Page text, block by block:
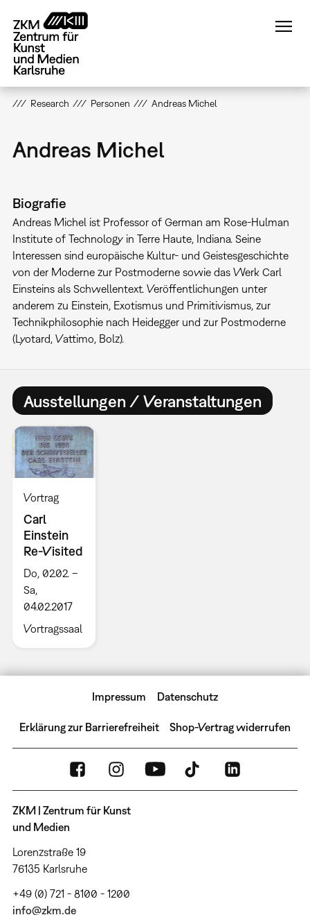
zum
Inhalt
Research Personen Andreas Michel
Andreas Michel
Biografie
Andreas Michel ist Professor of German am Rose-Hulman
Institute of Technology in Terre Haute, Indiana. Seine
Interessen sind europäische Kultur- und Geistesgeschichte
von der Moderne zur Postmoderne sowie das Werk Carl
Einsteins als Schwellentext. Veröffentlichungen unter
anderem zu Einstein, Exotismus und Primitivismus, zur
Technikphilosophie nach Heidegger und zur Postmoderne
(Lyotard, Vattimo, Bolz).
Ausstellungen / Veranstaltungen
Vortrag
Carl
Einstein
Re-Visited
Do, 02.02. –
Sa,
04.02.2017
Vortragssaal
Impressum Datenschutz
Erklärung zur Barrierefreiheit Shop-Vertrag widerrufen
ZKM | Zentrum für Kunst
und Medien
Lorenzstraße 19
76135 Karlsruhe
+49 (0) 721 - 8100 - 1200
info@zkm.de